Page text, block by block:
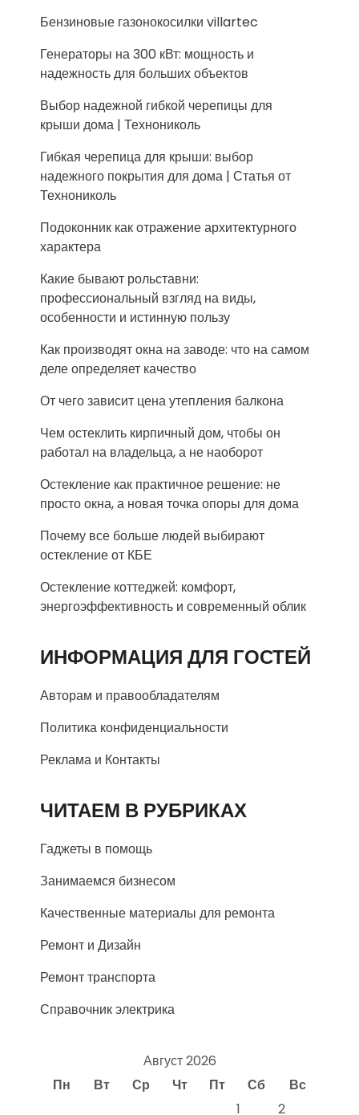
Бензиновые газонокосилки villartec
Генераторы на 300 кВт: мощность и
надежность для больших объектов
Выбор надежной гибкой черепицы для
крыши дома | Технониколь
Гибкая черепица для крыши: выбор
надежного покрытия для дома | Статья от
Технониколь
Подоконник как отражение архитектурного
характера
Какие бывают рольставни:
профессиональный взгляд на виды,
особенности и истинную пользу
Как производят окна на заводе: что на самом
деле определяет качество
От чего зависит цена утепления балкона
Чем остеклить кирпичный дом, чтобы он
работал на владельца, а не наоборот
Остекление как практичное решение: не
просто окна, а новая точка опоры для дома
Почему все больше людей выбирают
остекление от КБЕ
Остекление коттеджей: комфорт,
энергоэффективность и современный облик
ИНФОРМАЦИЯ ДЛЯ ГОСТЕЙ
Авторам и правообладателям
Политика конфиденциальности
Реклама и Контакты
ЧИТАЕМ В РУБРИКАХ
Гаджеты в помощь
Занимаемся бизнесом
Качественные материалы для ремонта
Ремонт и Дизайн
Ремонт транспорта
Справочник электрика
Август 2026
Пн
Вт Ср Чт Пт Сб
Вс
1
2